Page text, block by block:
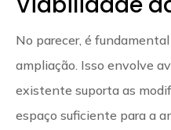
No parecer, é
ampliação. Isso envolve
existente suporta as
espaço suficiente para a